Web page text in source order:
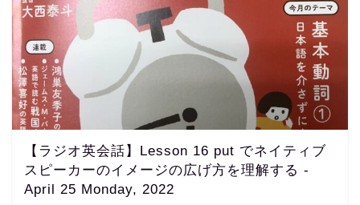
【ラジオ英会話】Lesson 16 put でネイティブ
スピーカーのイメージの広げ方を理解する -
April 25 Monday, 2022